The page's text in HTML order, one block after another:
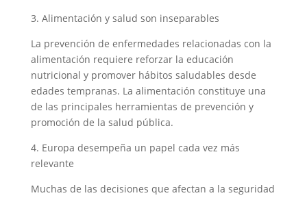
3. Alimentación y salud son inseparables
La prevención de enfermedades relacionadas con la
alimentación requiere reforzar la educación
nutricional y promover hábitos saludables desde
edades tempranas. La alimentación constituye una
de las principales herramientas de prevención y
promoción de la salud pública.
4. Europa desempeña un papel cada vez más
relevante
Muchas de las decisiones que afectan a la seguridad